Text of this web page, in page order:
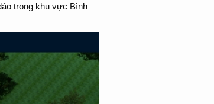
trong khu vực Bình